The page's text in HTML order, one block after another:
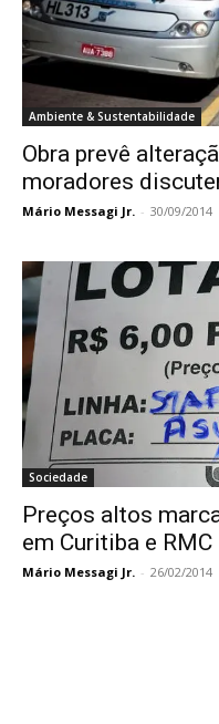
Ambiente & Sustentabilidade
Obra prevê
moradores
Mário Messagi Jr. - 30/09/2014
Sociedade
Preços altos
em Curitiba e RMC
Mário Messagi Jr. - 26/02/2014